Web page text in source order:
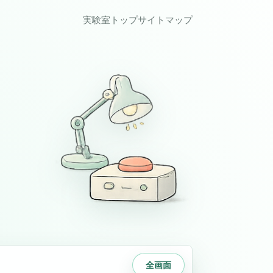
実験室トップサイトマップ
全画面